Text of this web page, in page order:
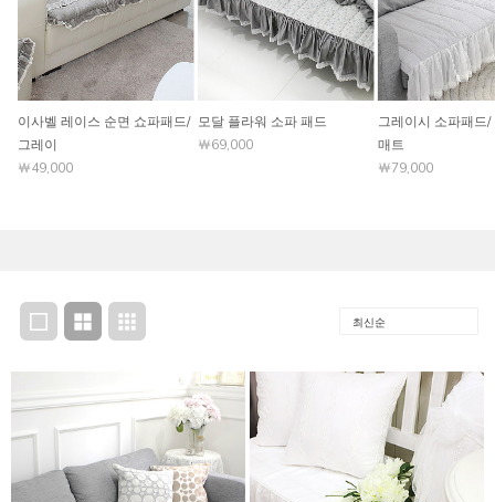
이사벨 레이스 순면 쇼파패드/
그레이
￦49,000
모달 플라워 소파 패드
￦69,000
그레이시 소파패드/
매트
￦79,000